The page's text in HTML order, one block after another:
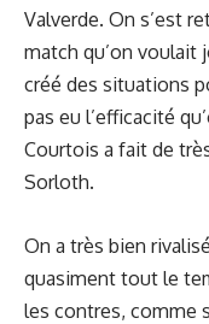
Valverde. On s’est
match qu’on voulait
créé des situations
pas eu l’efficacité
Courtois a fait de
Sorloth.
On a très bien
quasiment tout le
les contres, comme